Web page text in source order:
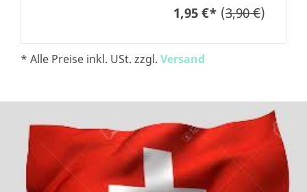
1,95 €* (3,90 €)
* Alle Preise inkl. USt. zzgl. Versand